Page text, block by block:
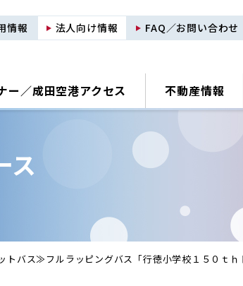
情報 法人向け情報 FAQ／お問い合わせ
ー／成田空港アクセス 不動産情報
ス
トバス≫フルラッピングバス「行徳小学校１５０ｔ